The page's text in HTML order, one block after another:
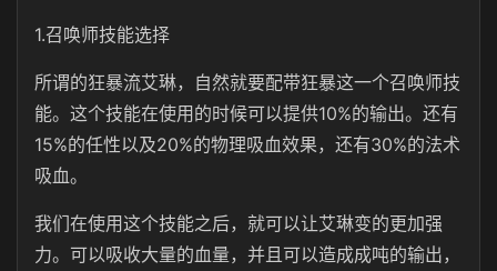
1.召唤师技能选择
所谓的狂暴流艾琳，自然就要配带狂暴这一个召唤师技
能。这个技能在使用的时候可以提供10%的输出。还有
15%的任性以及20%的物理吸血效果，还有30%的法术
吸血。
我们在使用这个技能之后，就可以让艾琳变的更加强
力。可以吸收大量的血量，并且可以造成成吨的输出，